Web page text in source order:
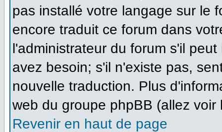
pas installé votre langage sur le
encore traduit ce forum dans
l'administrateur du forum s'il
avez besoin; s'il n'existe pas,
nouvelle traduction. Plus
web du groupe phpBB (allez
Revenir en haut de page